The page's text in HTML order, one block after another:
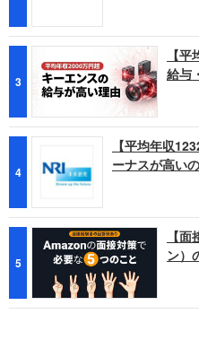
3
【
給与
4
【平均年収
ーナスが高い
5
【
ン）